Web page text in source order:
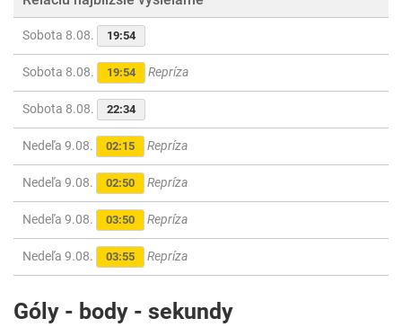
Sobota 8.08. 19:54
Sobota 8.08. 19:54 Repríza
Sobota 8.08. 22:34
Nedeľa 9.08. 02:15 Repríza
Nedeľa 9.08. 02:50 Repríza
Nedeľa 9.08. 03:50 Repríza
Nedeľa 9.08. 03:55 Repríza
Góly - body - sekundy